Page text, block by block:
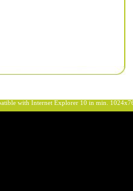
with Internet Explorer 10 in min.